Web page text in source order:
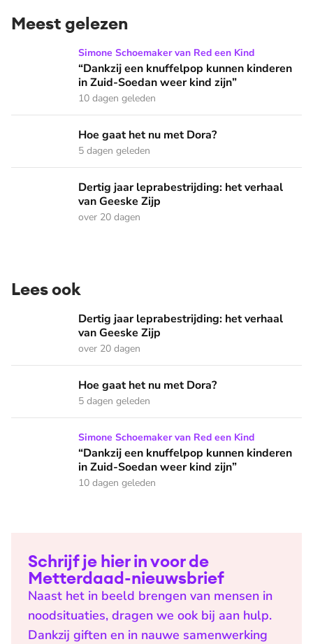
Meest gelezen
“Dankzij een knuffelpop kunnen kinderen in Zuid-Soedan
Simone Schoemaker van Red een Kind
“Dankzij een knuffelpop kunnen kinderen
in Zuid-Soedan weer kind zijn”
10 dagen geleden
Hoe gaat het nu met Dora?
Hoe gaat het nu met Dora?
5 dagen geleden
Dertig jaar leprabestrijding: het verhaal van Geeske Zijp
Dertig jaar leprabestrijding: het verhaal
van Geeske Zijp
over 20 dagen
Lees ook
Dertig jaar leprabestrijding: het verhaal van Geeske Zijp
Dertig jaar leprabestrijding: het verhaal
van Geeske Zijp
over 20 dagen
Hoe gaat het nu met Dora?
Hoe gaat het nu met Dora?
5 dagen geleden
“Dankzij een knuffelpop kunnen kinderen in Zuid-Soedan
Simone Schoemaker van Red een Kind
“Dankzij een knuffelpop kunnen kinderen
in Zuid-Soedan weer kind zijn”
10 dagen geleden
Schrijf je hier in voor de
Metterdaad-nieuwsbrief
Naast het in beeld brengen van mensen in
noodsituaties, dragen we ook bij aan hulp.
Dankzij giften en in nauwe samenwerking